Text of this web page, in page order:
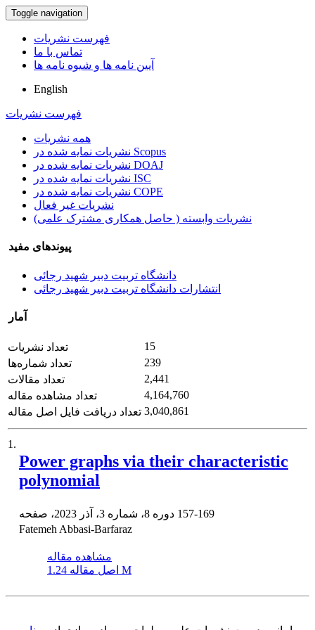
Toggle navigation
فهرست نشریات
تماس با ما
آیین نامه ها و شیوه نامه ها
English
فهرست نشریات
همه نشریات
نشریات نمایه شده در Scopus
نشریات نمایه شده در DOAJ
نشریات نمایه شده در ISC
نشریات نمایه شده در COPE
نشریات غیر فعال
نشریات وابسته ( حاصل همکاری مشترک علمی)
پیوندهای مفید
دانشگاه تربیت دبیر شهید رجائی
انتشارات دانشگاه تربیت دبیر شهید رجائی
آمار
تعداد نشریات
15
تعداد شماره‌ها
239
تعداد مقالات
2,441
تعداد مشاهده مقاله
4,164,760
تعداد دریافت فایل اصل مقاله 3,040,861
1.
Power graphs via their characteristic
polynomial
157-169
Fatemeh Abbasi-Barfaraz
مشاهده مقاله
اصل مقاله 1.24 M